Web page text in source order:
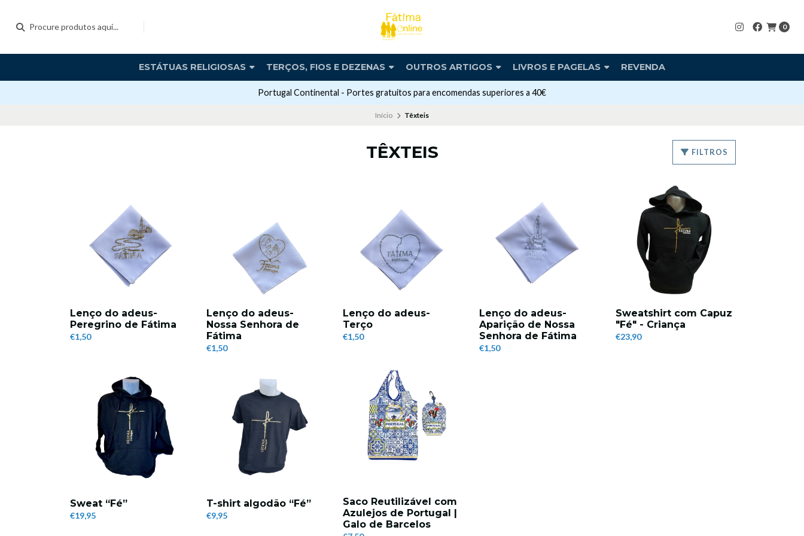
0
ESTÁTUAS RELIGIOSAS TERÇOS, FIOS E DEZENAS OUTROS ARTIGOS LIVROS E PAGELAS REVENDA
Portugal Continental - Portes gratuitos para encomendas superiores a 40€
Início Têxteis
TÊXTEIS FILTROS
Lenço do adeus-
Peregrino de Fátima
€1,50
Lenço do adeus-
Nossa Senhora de
Fátima
€1,50
Lenço do adeus-
Terço
€1,50
Lenço do adeus-
Aparição de Nossa
Senhora de Fátima
€1,50
Sweatshirt com Capuz
"Fé" - Criança
€23,90
Sweat “Fé”
€19,95
T-shirt algodão “Fé”
€9,95
Saco Reutilizável com
Azulejos de Portugal |
Galo de Barcelos